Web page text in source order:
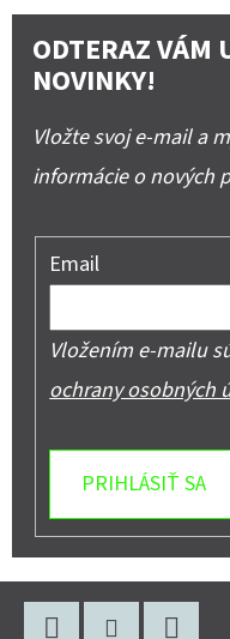
ODTERAZ VÁM
NOVINKY!
Vložte svoj e-mail a
informácie o nových
Email
Vložením e-mailu
ochrany osobných
PRIHLÁSIŤ SA